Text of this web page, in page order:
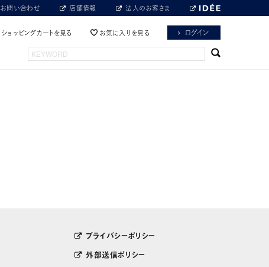
お問い合わせ 店舗情報 法人のお客さま
ショッピングカートを見る お気に入りを見る ログイン
プライバシーポリシー
外部送信ポリシー